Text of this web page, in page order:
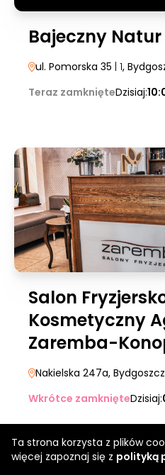
Ta strona korzysta z plików
więcej zapoznaj się z polityką
Bajeczny Natur
ul. Pomorska 35 | 1,
Teraz zamknięteDzisiaj:
Salon
Kosmetyczny
Zaremba-
Nakielska 247a, Bydgoszcz
Wkrótce zamknięteDzisiaj: